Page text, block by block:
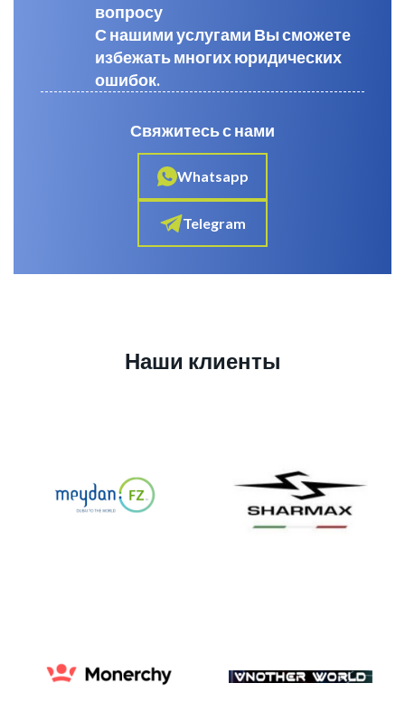
вопросу
С нашими услугами Вы сможете
избежать многих юридических
ошибок.
Свяжитесь с нами
Whatsapp
Telegram
Наши клиенты